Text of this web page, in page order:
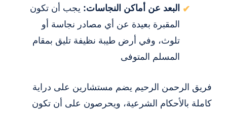
البعد عن أماكن النجاسات: يجب أن تكون
المقبرة بعيدة عن أي مصادر نجاسة أو
تلوث، وفي أرض طيبة نظيفة تليق بمقام
المسلم المتوفى
فريق الرحمن الرحيم يضم مستشارين على دراية
كاملة بالأحكام الشرعية، ويحرصون على أن تكون